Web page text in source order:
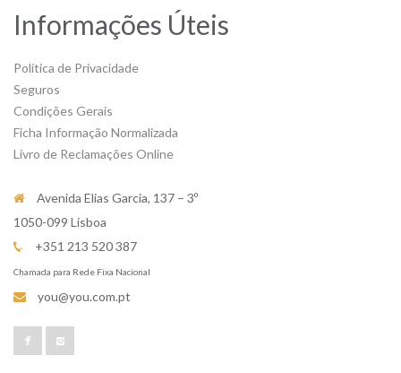
Informações Úteis
Política de Privacidade
Seguros
Condições Gerais
Ficha Informação Normalizada
Livro de Reclamações Online
Avenida Elias Garcia, 137 – 3º
1050-099 Lisboa
+351 213 520 387
Chamada para Rede Fixa Nacional
you@you.com.pt